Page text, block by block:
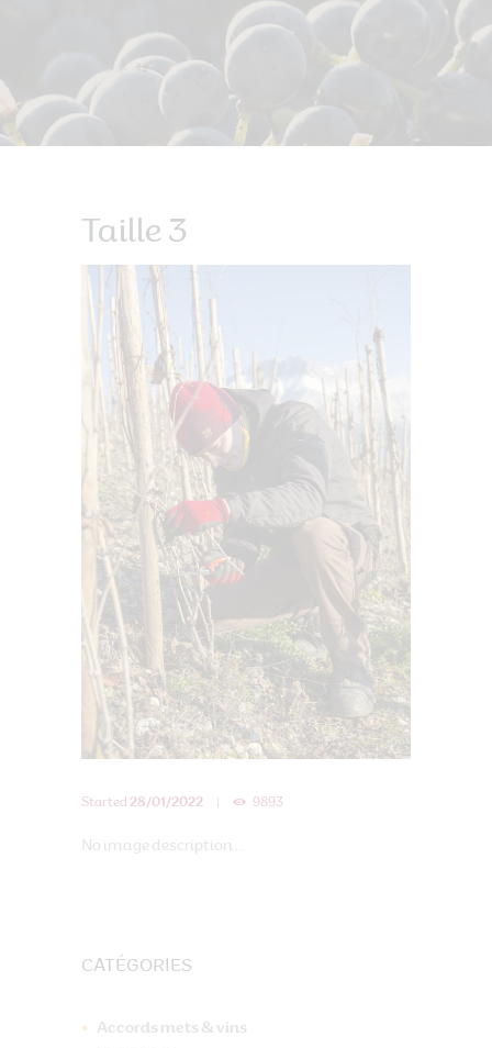
Taille 3
Started 28/01/2022 9893
No image description ...
CATÉGORIES
Accords mets & vins